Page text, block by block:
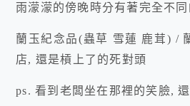
雨濛濛的傍晚時分有著完全不
蘭玉紀念品(蟲草 雪蓮 鹿茸) /
店, 還是槓上了的死對頭
ps. 看到老闆坐在那裡的笑臉,